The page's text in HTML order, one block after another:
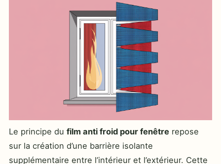
Le principe du film anti froid pour fenêtre repose
sur la création d’une barrière isolante
supplémentaire entre l’intérieur et l’extérieur. Cette